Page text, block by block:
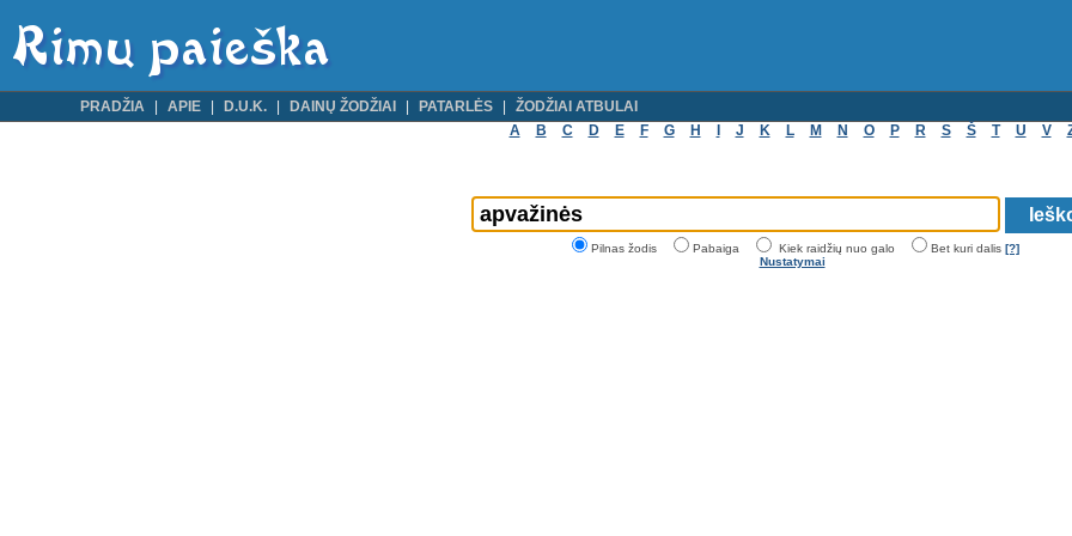
PRADŽIA APIE D.U.K. DAINŲ ŽODŽIAI PATARLĖS
ŽODŽIAI ATBULAI
A
B C D E F G H J K L M N O P R S Š T U V
Pilnas žodis Pabaiga Kiek raidžių nuo galo Bet kuri dalis [?]
Nustatymai